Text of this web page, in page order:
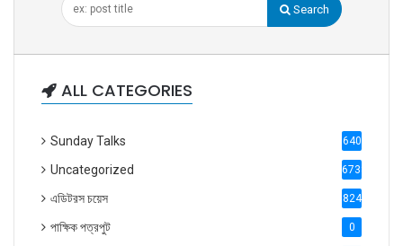
Search
ALL CATEGORIES
Sunday Talks 640
Uncategorized 6738
এডিটরস চয়েস 824
পাক্ষিক পত্রপুট 0